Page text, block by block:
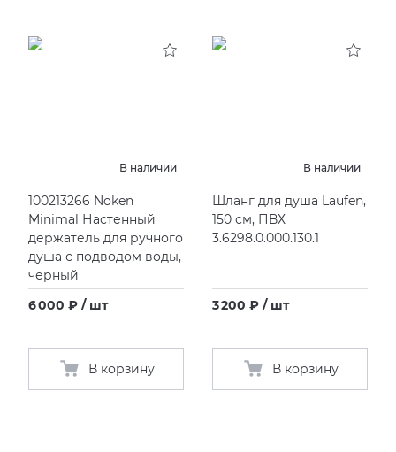
В наличии
100213266 Noken
Minimal Настенный
держатель для ручного
душа с подводом воды,
черный
6 000 ₽ / шт
В корзину
В наличии
Шланг для душа Laufen,
150 см, ПВХ
3.6298.0.000.130.1
3 200 ₽ / шт
В корзину